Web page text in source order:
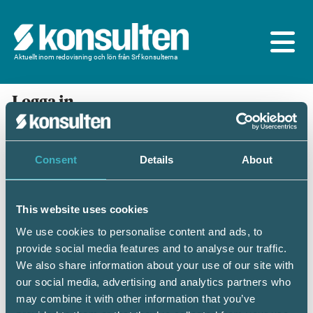
Consent Details About
This website uses cookies
We use cookies to personalise content and ads, to
provide social media features and to analyse our traffic.
We also share information about your use of our site with
our social media, advertising and analytics partners who
may combine it with other information that you’ve
Aktuellt inom redovisning och lön från Srf konsulterna
Logga in
En prenumeration ingår för dig som är
medlem/ansluten till Srf konsulterna. Du loggar in
med BankID eller samma lösenord som du har på
Mobilt BankID
Personnummer(ÅÅÅÅMMDDNNNN)